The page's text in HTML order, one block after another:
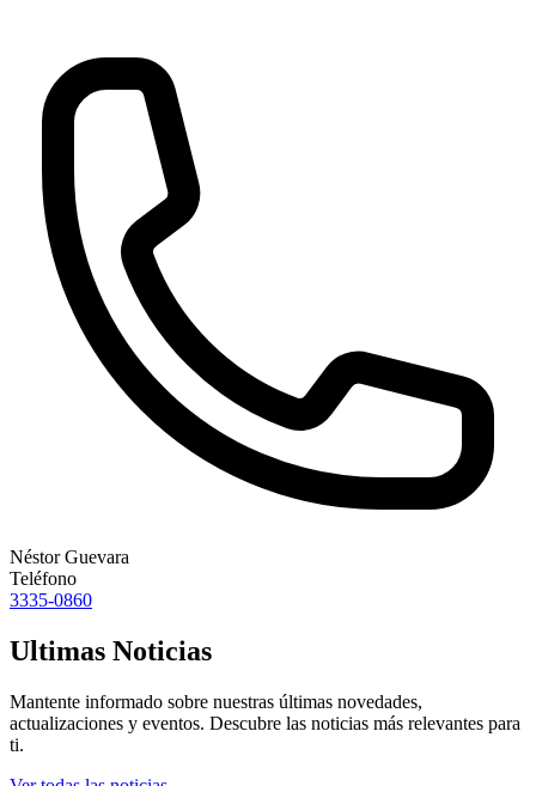
Néstor Guevara
Teléfono
3335-0860
Ultimas Noticias
Mantente informado sobre nuestras últimas novedades,
actualizaciones y eventos. Descubre las noticias más relevantes para
ti.